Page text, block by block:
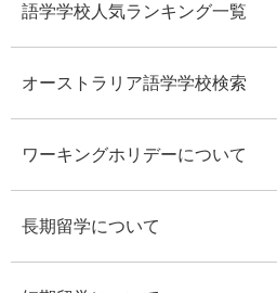
語学学校人気ランキング一覧
オーストラリア語学学校検索
ワーキングホリデーについて
長期留学について